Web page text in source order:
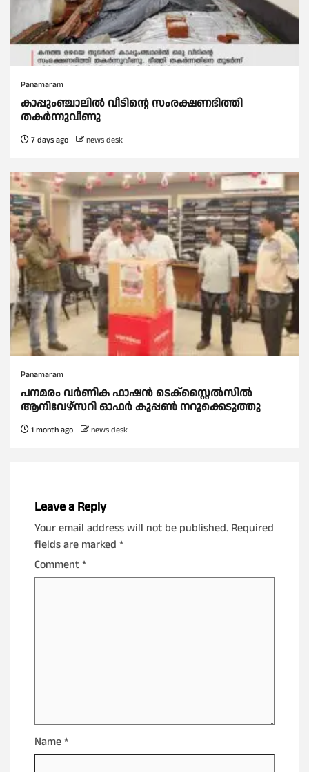
Panamaram
കാപ്പുംഞ്ചാലിൽ വീടിൻ്റെ സംരക്ഷണഭിത്തി
തകർന്നുവീണു
7 days ago news desk
Panamaram
പനമരം വർണിക ഫാഷൻ ടെക്സ്റ്റൈൽസിൽ
ആനിവേഴ്‌സറി ഓഫർ കൂപ്പൺ നറുക്കെടുത്തു
1 month ago news desk
Leave a Reply
Your email address will not be published. Required
fields are marked *
Comment*
Name*